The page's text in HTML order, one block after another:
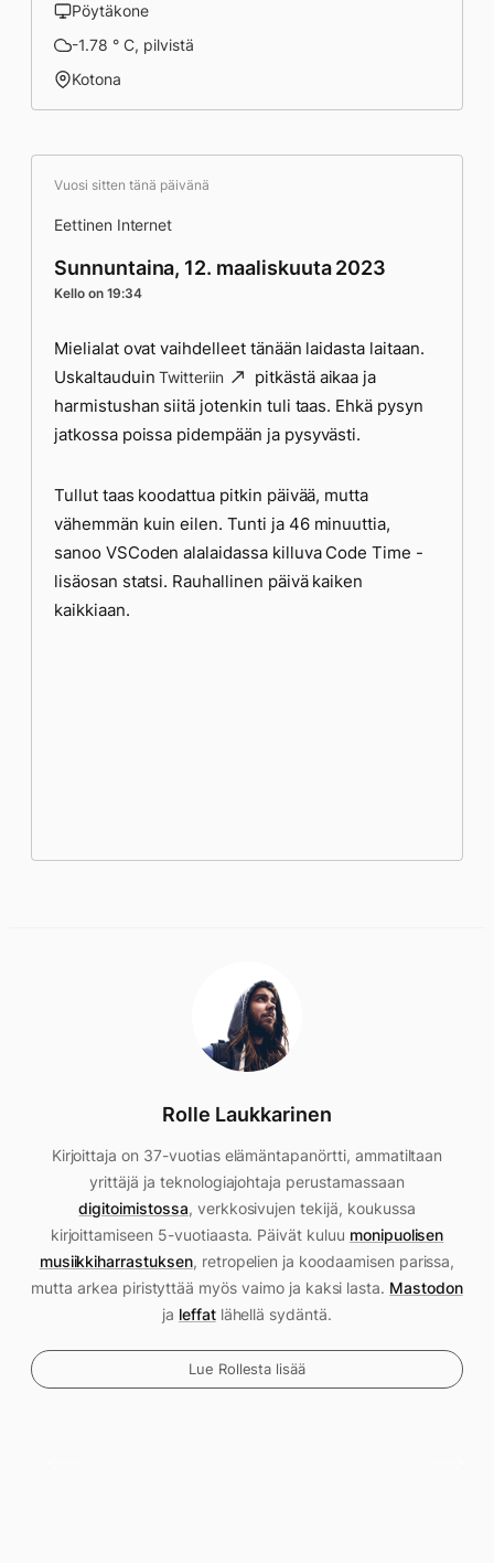
Pöytäkone
-1.78 ° C, pilvistä
Kotona
Vuosi sitten tänä päivänä
Eettinen Internet
Sunnuntaina, 12. maaliskuuta 2023
Kello on 19:34
Mielialat ovat vaihdelleet tänään laidasta laitaan.
UskaltauduinTwitteriin
pitkästä aikaa ja
harmistushan siitä jotenkin tuli taas. Ehkä pysyn
jatkossa poissa pidempään ja pysyvästi.
Tullut taas koodattua pitkin päivää, mutta
vähemmän kuin eilen. Tunti ja 46 minuuttia,
sanoo VSCoden alalaidassa killuva Code Time -
lisäosan statsi. Rauhallinen päivä kaiken
kaikkiaan.
Rolle Laukkarinen
Kirjoittaja on 37-vuotias elämäntapanörtti, ammatiltaan
yrittäjä ja teknologiajohtaja perustamassaan
digitoimistossa, verkkosivujen tekijä, koukussa
kirjoittamiseen 5-vuotiaasta. Päivät kuluu monipuolisen
musiikkiharrastuksen, retropelien ja koodaamisen parissa,
mutta arkea piristyttää myös vaimo ja kaksi lasta. Mastodon
ja leffatlähellä sydäntä.
Lue Rollesta lisää